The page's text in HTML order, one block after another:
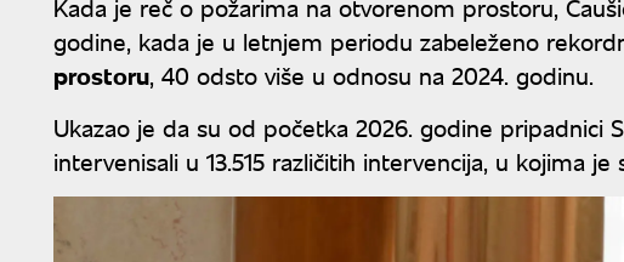
godine, kada je u letnjem periodu zabeleženo
prostoru, 40 odsto više u odnosu na 2024. godinu.
Ukazao je da su od početka 2026. godine pripadnici
intervenisali u 13.515 različitih intervencija, u kojima